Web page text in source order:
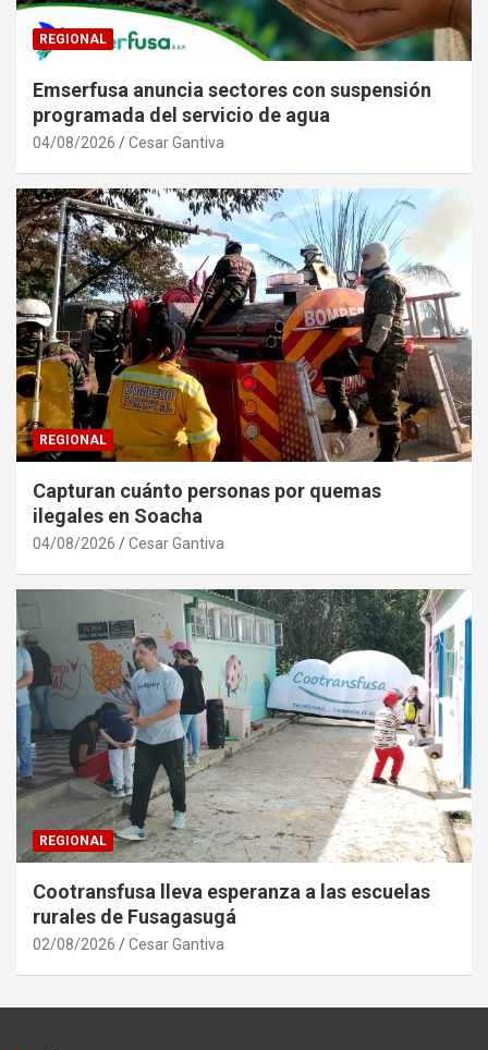
REGIONAL
Emserfusa anuncia sectores con suspensión
programada del servicio de agua
04/08/2026 Cesar Gantiva
REGIONAL
Capturan cuánto personas por quemas
ilegales en Soacha
04/08/2026 Cesar Gantiva
REGIONAL
Cootransfusa lleva esperanza a las escuelas
rurales de Fusagasugá
02/08/2026 Cesar Gantiva